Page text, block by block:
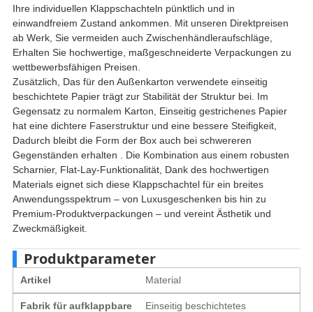
Ihre individuellen Klappschachteln pünktlich und in
einwandfreiem Zustand ankommen. Mit unseren Direktpreisen
ab Werk, Sie vermeiden auch Zwischenhändleraufschläge,
Erhalten Sie hochwertige, maßgeschneiderte Verpackungen zu
wettbewerbsfähigen Preisen.
Zusätzlich, Das für den Außenkarton verwendete einseitig
beschichtete Papier trägt zur Stabilität der Struktur bei. Im
Gegensatz zu normalem Karton, Einseitig gestrichenes Papier
hat eine dichtere Faserstruktur und eine bessere Steifigkeit,
Dadurch bleibt die Form der Box auch bei schwereren
Gegenständen erhalten . Die Kombination aus einem robusten
Scharnier, Flat-Lay-Funktionalität, Dank des hochwertigen
Materials eignet sich diese Klappschachtel für ein breites
Anwendungsspektrum – von Luxusgeschenken bis hin zu
Premium-Produktverpackungen – und vereint Ästhetik und
Zweckmäßigkeit.
Produktparameter
Artikel Material
Fabrik für aufklappbare
Einseitig beschichtetes